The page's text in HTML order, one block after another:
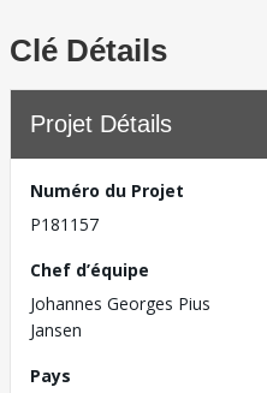
Clé Détails
Projet Détails
Numéro du Projet
P181157
Chef d’équipe
Johannes Georges Pius
Jansen
Pays